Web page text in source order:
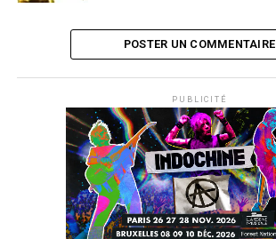
POSTER UN COMMENTAIRE
PUBLICITÉ